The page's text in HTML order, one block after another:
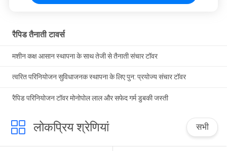
रैपिड तैनाती टावर्स
मशीन कक्ष आसान स्थापना के साथ तेजी से तैनाती संचार टॉवर
त्वरित परिनियोजन सुविधाजनक स्थापना के लिए पुन: प्रयोज्य संचार टॉवर
रैपिड परिनियोजन टॉवर मोनोपोल लाल और सफेद गर्म डुबकी जस्ती
लोकप्रिय श्रेणियां सभी